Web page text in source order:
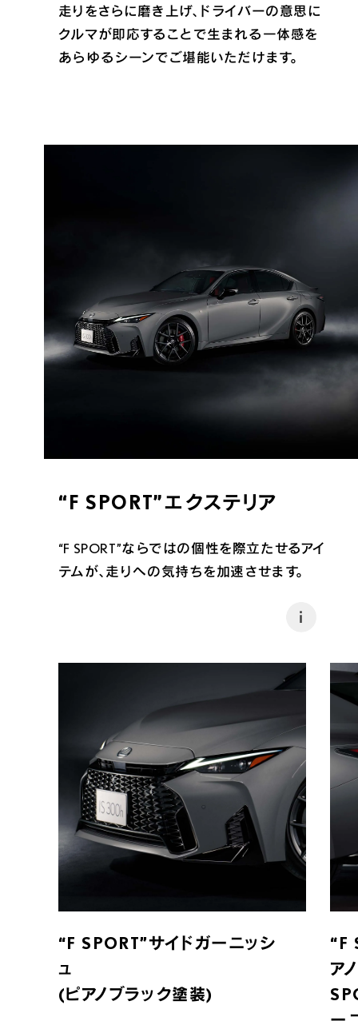
走りをさらに磨き上げ、ドライバーの意思に
クルマが即応することで生まれる一体感を
あらゆるシーンでご堪能いただけます。
“F SPORT”エクステリア
“F SPORT”ならではの個性を際立たせるアイ
テムが、走りへの気持ちを加速させます。
i
“F SPORT”サイドガーニッシ
ュ
(ピアノブラック塗装)
“F
ア